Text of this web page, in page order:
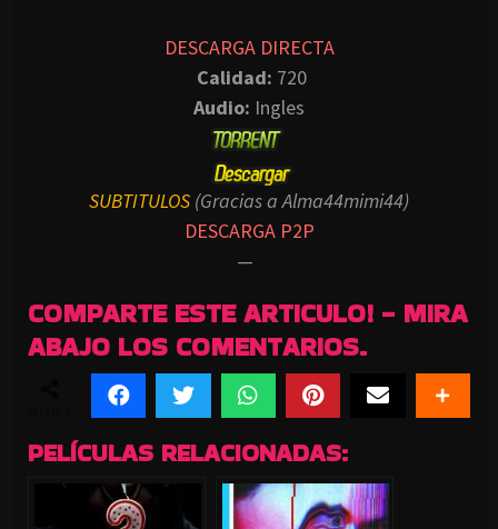
DESCARGA DIRECTA
Calidad: 720
Audio: Ingles
SUBTITULOS (Gracias a Alma44mimi44)
DESCARGA P2P
—
COMPARTE ESTE ARTICULO! - MIRA
ABAJO LOS COMENTARIOS.
PELÍCULAS RELACIONADAS: